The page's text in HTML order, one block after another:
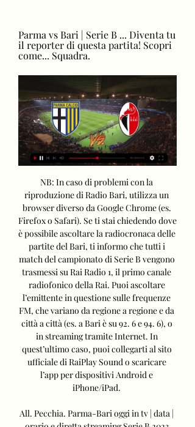
Parma vs Bari | Serie B ... Diventa tu
il reporter di questa partita! Scopri
come... Squadra.
NB: In caso di problemi con la
riproduzione di Radio Bari, utilizza un
browser diverso da Google Chrome (es.
Firefox o Safari). Se ti stai chiedendo dove
è possibile ascoltare la radiocronaca delle
partite del Bari, ti informo che tutti i
match del campionato di Serie B vengono
trasmessi su Rai Radio 1, il primo canale
radiofonico della Rai. Puoi ascoltare
l’emittente in questione sulle frequenze
FM, che variano da regione a regione e da
città a città (es. a Bari è su 92. 6 e 94. 6), o
in streaming tramite Internet. In
quest’ultimo caso, puoi collegarti al sito
ufficiale di RaiPlay Sound o scaricare
l’app per dispositivi Android e
iPhone/iPad.
All. Pecchia. Parma-Bari oggi in tv | data |